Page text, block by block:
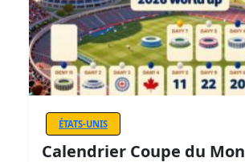
ÉTATS-UNIS
Calendrier Coupe du